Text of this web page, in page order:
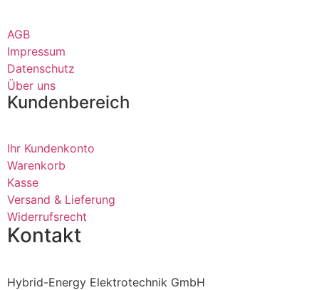
AGB
Impressum
Datenschutz
Über uns
Kundenbereich
Ihr Kundenkonto
Warenkorb
Kasse
Versand & Lieferung
Widerrufsrecht
Kontakt
Hybrid-Energy Elektrotechnik GmbH